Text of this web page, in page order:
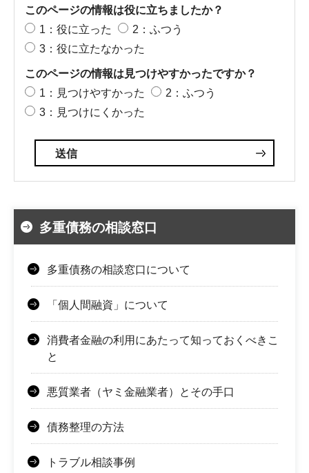
このページの情報は役に立ちましたか？
1：役に立った
2：ふつう
3：役に立たなかった
このページの情報は見つけやすかったですか？
1：見つけやすかった
2：ふつう
3：見つけにくかった
多重債務の相談窓口
多重債務の相談窓口について
「個人間融資」について
消費者金融の利用にあたって知っておくべきこ
と
悪質業者（ヤミ金融業者）とその手口
債務整理の方法
トラブル相談事例